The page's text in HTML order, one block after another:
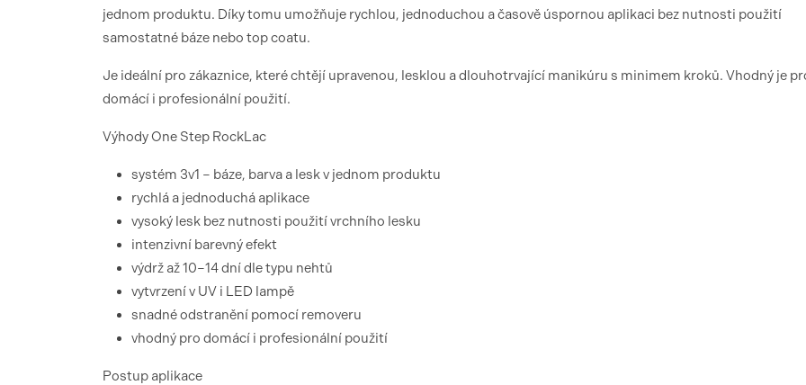
jednom produktu. Díky tomu umožňuje rychlou, jednoduchou a časově úspornou aplikaci bez nutnosti použití
samostatné báze nebo top coatu.
Je ideální pro zákaznice, které chtějí upravenou, lesklou a dlouhotrvající manikúru s minimem kroků. Vhodný je
domácí i profesionální použití.
Výhody One Step RockLac
systém 3v1 – báze, barva a lesk v jednom produktu
rychlá a jednoduchá aplikace
vysoký lesk bez nutnosti použití vrchního lesku
intenzivní barevný efekt
výdrž až 10–14 dní dle typu nehtů
vytvrzení v UV i LED lampě
snadné odstranění pomocí removeru
vhodný pro domácí i profesionální použití
Postup aplikace